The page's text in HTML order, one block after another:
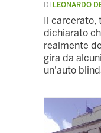
DI LEONARDO
Il carcerato,
dichiarato
realmente
gira da
un'auto